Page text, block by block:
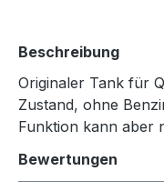
Beschreibung
Originaler Tank für
Zustand, ohne
Funktion kann aber
Bewertungen